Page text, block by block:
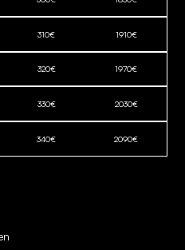
310€ 1910€
320€ 1970€
330€ 2030€
340€ 2090€